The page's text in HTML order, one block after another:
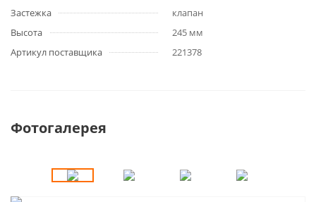
Застежка
клапан
Высота
245 мм
Артикул поставщика
221378
Фотогалерея